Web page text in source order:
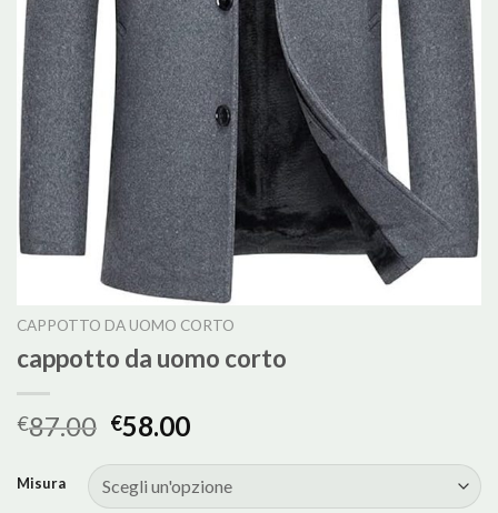
CAPPOTTO DA UOMO CORTO
cappotto da uomo corto
€87.00 €58.00
Misura